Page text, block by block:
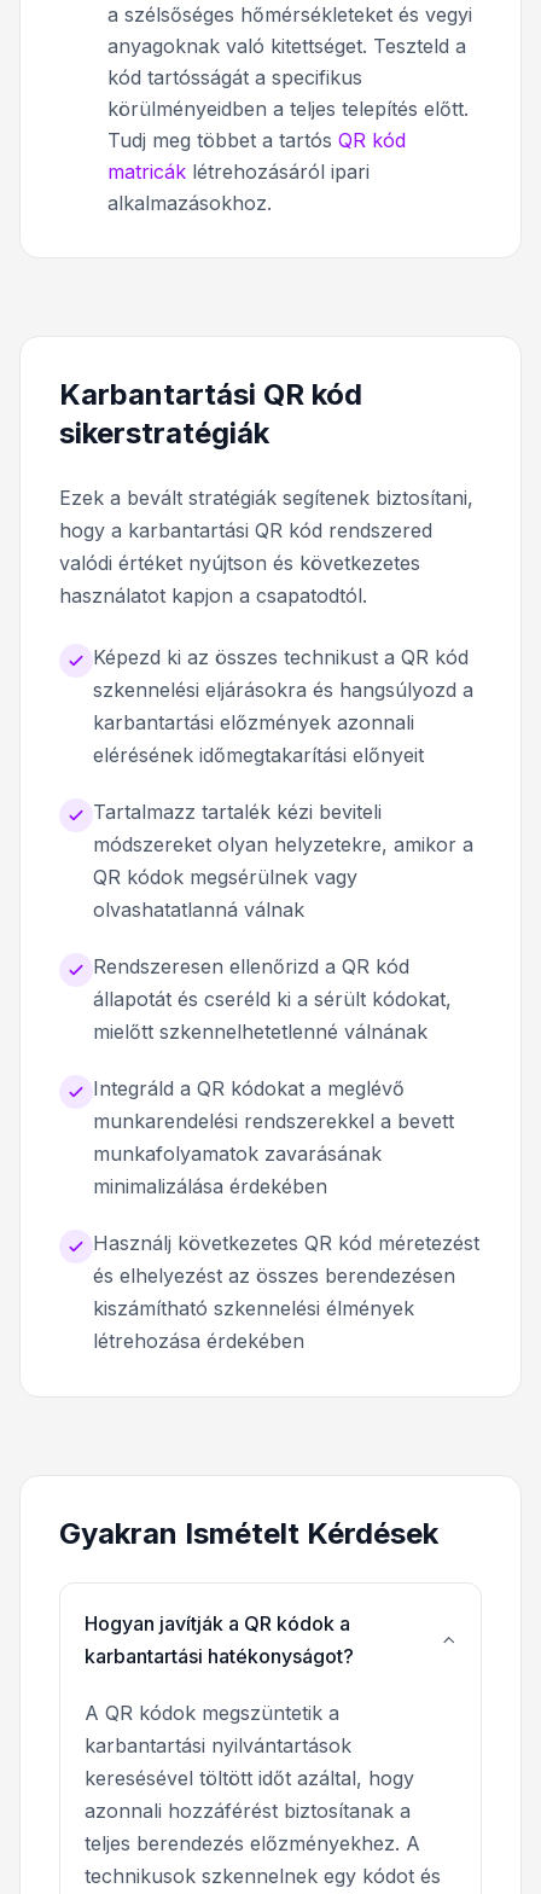
a szélsőséges hőmérsékleteket és vegyi
anyagoknak való kitettséget. Teszteld a
kód tartósságát a specifikus
körülményeidben a teljes telepítés előtt.
Tudj meg többet a tartós QR kód
matricák létrehozásáról ipari
alkalmazásokhoz.
Karbantartási QR kód
sikerstratégiák
Ezek a bevált stratégiák segítenek biztosítani,
hogy a karbantartási QR kód rendszered
valódi értéket nyújtson és következetes
használatot kapjon a csapatodtól.
Képezd ki az összes technikust a QR kód
szkennelési eljárásokra és hangsúlyozd a
karbantartási előzmények azonnali
elérésének időmegtakarítási előnyeit
Tartalmazz tartalék kézi beviteli
módszereket olyan helyzetekre, amikor a
QR kódok megsérülnek vagy
olvashatatlanná válnak
Rendszeresen ellenőrizd a QR kód
állapotát és cseréld ki a sérült kódokat,
mielőtt szkennelhetetlenné válnának
Integráld a QR kódokat a meglévő
munkarendelési rendszerekkel a bevett
munkafolyamatok zavarásának
minimalizálása érdekében
Használj következetes QR kód méretezést
és elhelyezést az összes berendezésen
kiszámítható szkennelési élmények
létrehozása érdekében
Gyakran Ismételt Kérdések
Hogyan javítják a QR kódok a
karbantartási hatékonyságot?
A QR kódok megszüntetik a
karbantartási nyilvántartások
keresésével töltött időt azáltal, hogy
azonnali hozzáférést biztosítanak a
teljes berendezés előzményekhez. A
technikusok szkennelnek egy kódot és